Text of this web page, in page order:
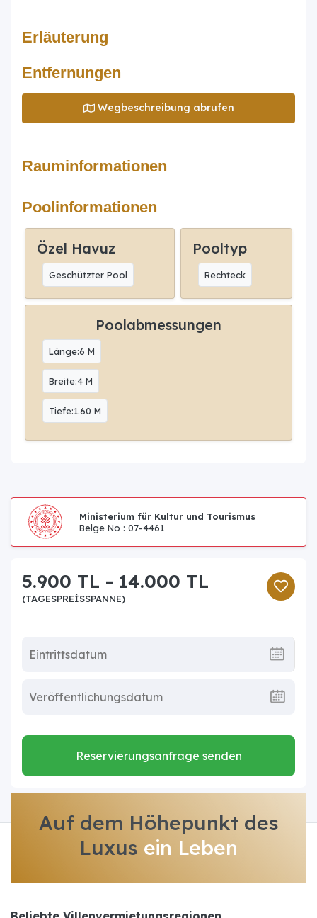
Erläuterung
Entfernungen
Wegbeschreibung abrufen
Rauminformationen
Poolinformationen
Özel Havuz
Geschützter Pool
Pooltyp
Rechteck
Poolabmessungen
Länge:6 M
Breite:4 M
Tiefe:1.60 M
Ministerium für Kultur und Tourismus
Belge No : 07-4461
5.900 TL - 14.000 TL
(TAGESPREISSPANNE)
Reservierungsanfrage senden
Auf dem Höhepunkt des
Luxus ein Leben